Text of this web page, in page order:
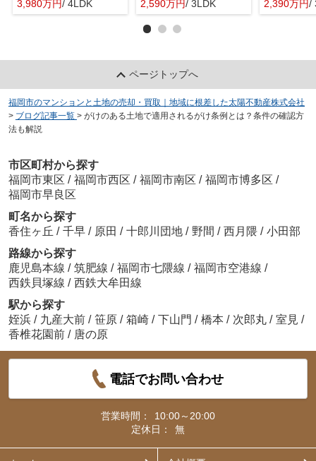
3,980万円/ 4LDK
2,590万円/ 3LDK
2,390万円/
ページトップへ
福岡市のマンションと土地の売却・買取｜地域に根差した太陽不動産株式会社
> ブログ記事一覧 > がけのある土地で適用されるがけ条例とは？条件の確認方
法も解説
市区町村から探す
福岡市東区 / 福岡市西区 / 福岡市南区 / 福岡市博多区 /
福岡市早良区
町名から探す
香住ヶ丘 / 千早 / 原田 / 十郎川団地 / 野間 / 西月隈 / 小田部
路線から探す
鹿児島本線 / 筑肥線 / 福岡市七隈線 / 福岡市空港線 /
西鉄貝塚線 / 西鉄大牟田線
駅から探す
姪浜 / 九産大前 / 笹原 / 箱崎 / 下山門 / 橋本 / 次郎丸 / 室見 /
香椎花園前 / 唐の原
電話でお問い合わせ
営業時間：
10:00～20:00
定休日：
無